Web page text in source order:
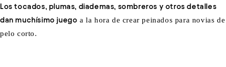
Los tocados, plumas, diademas, sombreros y otros detalles
dan muchísimo juego a la hora de crear peinados para novias de
pelo corto.